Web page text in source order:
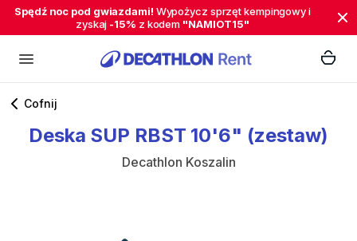
Spędź noc pod gwiazdami! Wypożycz sprzęt kempingowy i
zyskaj -15% z kodem "NAMIOT15"
Cofnij
Deska SUP RBST 10'6" (zestaw)
Decathlon Koszalin